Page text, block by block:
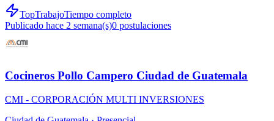
TopTrabajoTiempo completo
Publicado hace 2 semana(s)0 postulaciones
Cocineros Pollo Campero Ciudad de Guatemala
CMI - CORPORACIÓN MULTI INVERSIONES